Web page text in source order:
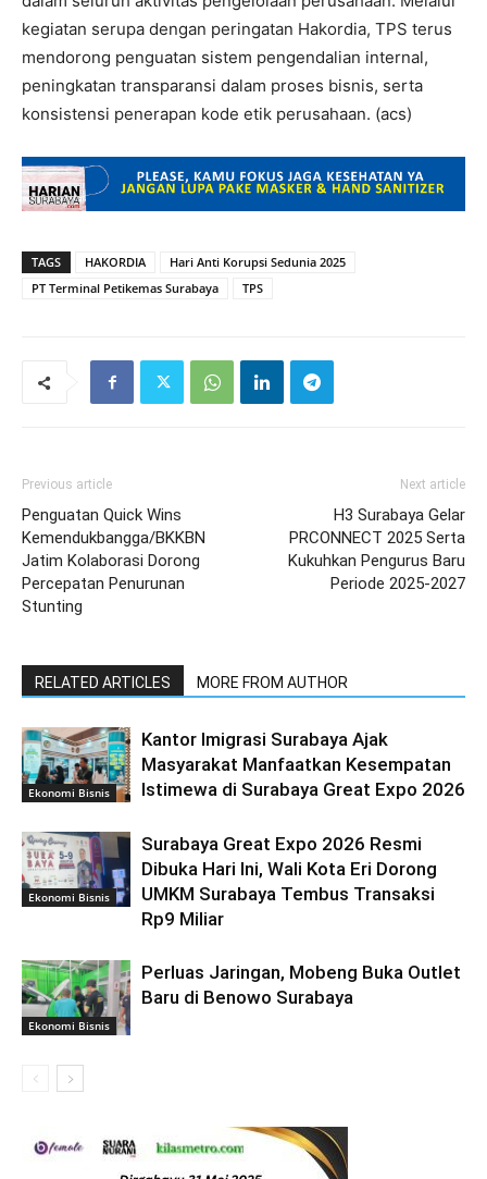
kegiatan serupa dengan peringatan Hakordia, TPS terus
mendorong penguatan sistem pengendalian internal,
peningkatan transparansi dalam proses bisnis, serta
konsistensi penerapan kode etik perusahaan. (acs)
TAGS HAKORDIA
Hari Anti Korupsi Sedunia 2025
PT Terminal Petikemas Surabaya
TPS
Previous article
Penguatan Quick Wins
Kemendukbangga/BKKBN
Jatim Kolaborasi Dorong
Percepatan Penurunan
Stunting
Next article
H3 Surabaya Gelar
PRCONNECT 2025 Serta
Kukuhkan Pengurus Baru
Periode 2025-2027
RELATED ARTICLES MORE FROM AUTHOR
Ekonomi Bisnis
Kantor Imigrasi Surabaya Ajak
Masyarakat Manfaatkan Kesempatan
Istimewa di Surabaya Great Expo 2026
Ekonomi Bisnis
Surabaya Great Expo 2026 Resmi
Dibuka Hari Ini, Wali Kota Eri Dorong
UMKM Surabaya Tembus Transaksi
Rp9 Miliar
Ekonomi Bisnis
Perluas Jaringan, Mobeng Buka Outlet
Baru di Benowo Surabaya